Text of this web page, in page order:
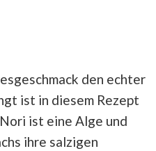
den echter
ist in diesem Rezept
ist eine Alge und
ihre salzigen